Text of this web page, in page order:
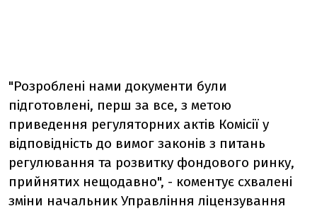
"Розроблені нами документи були
підготовлені, перш за все, з метою
приведення регуляторних актів Комісії у
відповідність до вимог законів з питань
регулювання та розвитку фондового ринку,
прийнятих нещодавно", - коментує схвалені
зміни начальник Управління ліцензування